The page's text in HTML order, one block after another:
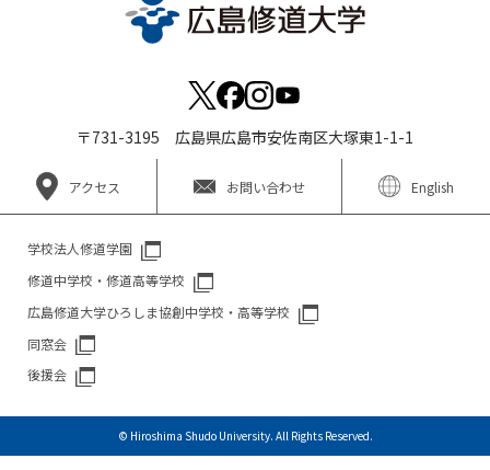
〒731-3195 広島県広島市安佐南区大塚東1-1-1
アクセス お問い合わせ English
学校法人修道学園
修道中学校・修道高等学校
広島修道大学ひろしま協創中学校・高等学校
同窓会
後援会
© Hiroshima Shudo University. All Rights Reserved.